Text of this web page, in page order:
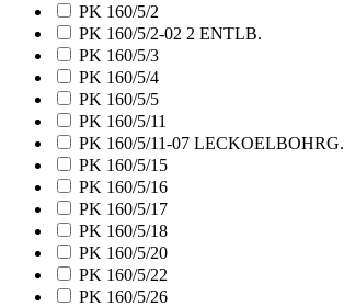
PK 160/5/2
PK 160/5/2-02 2 ENTLB.
PK 160/5/3
PK 160/5/4
PK 160/5/5
PK 160/5/11
PK 160/5/11-07 LECKOELBOHRG.
PK 160/5/15
PK 160/5/16
PK 160/5/17
PK 160/5/18
PK 160/5/20
PK 160/5/22
PK 160/5/26